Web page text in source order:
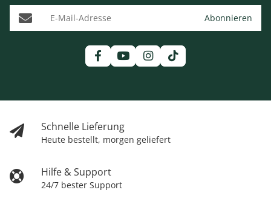
Schnelle Lieferung
Heute bestellt, morgen geliefert
Hilfe & Support
24/7 bester Support
E-Mail-Adresse Abonnieren